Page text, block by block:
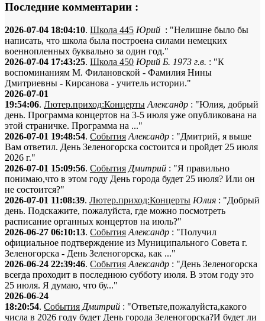
Последние комментарии :
2026-07-04 18:04:10. Школа 445 Юрий : "Нелишне было бы
написать, что школа была построена силами немецких
военнопленных буквально за один год."
2026-07-04 17:43:25. Школа 450 Юрий Б. 1973 г.в. : "К
воспоминаниям М. Филановской - Фамилия Нины
Дмитриевны - Кирсанова - учитель истории."
2026-07-01
19:54:06. Лютер.приход:Концерты Александр : "Юлия, добрый
день. Программа концертов на 3-5 июля уже опубликована на
этой страничке. Программа на ..."
2026-07-01 19:48:54. События Александр : "Дмитрий, я выше
Вам ответил. День Зеленогорска состоится и пройдет 25 июля
2026 г."
2026-07-01 15:09:56. События Дмитрий : "Я правильно
понимаю,что в этом году День города будет 25 июля? Или он
не состоится?"
2026-07-01 11:08:39. Лютер.приход:Концерты Юлия : "Добрый
день. Подскажите, пожалуйста, где можно посмотреть
расписание органных концертов на июль?"
2026-06-27 06:10:13. События Александр : "Получил
официальное подтверждение из Муниципального Совета г.
Зеленогорска - День Зеленогорска, как ..."
2026-06-24 22:39:46. События Александр : "День Зеленогорска
всегда проходит в последнюю субботу июля. В этом году это
25 июля. Я думаю, что бу..."
2026-06-24
18:20:54. События Дмитрий : "Ответьте,пожалуйста,какого
числа в 2026 году будет День города Зеленогорска?И будет ли